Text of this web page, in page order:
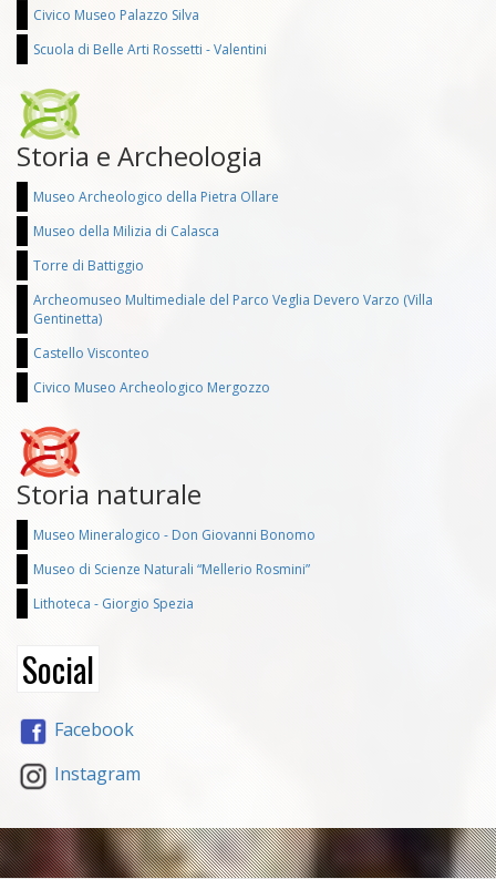
Civico Museo Palazzo Silva
Scuola di Belle Arti Rossetti - Valentini
Storia e Archeologia
Museo Archeologico della Pietra Ollare
Museo della Milizia di Calasca
Torre di Battiggio
Archeomuseo Multimediale del Parco Veglia Devero Varzo (Villa
Gentinetta)
Castello Visconteo
Civico Museo Archeologico Mergozzo
Storia naturale
Museo Mineralogico - Don Giovanni Bonomo
Museo di Scienze Naturali “Mellerio Rosmini”
Lithoteca - Giorgio Spezia
Social
Facebook
Instagram